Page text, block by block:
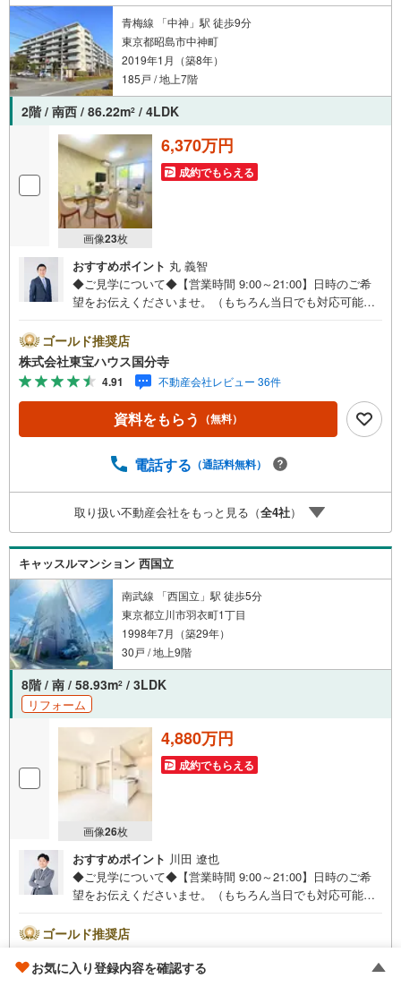
青梅線 「中神」駅 徒歩9分
東京都昭島市中神町
2019年1月（築8年）
185戸 / 地上7階
2階 / 南西 / 86.22m2 / 4LDK
画像23枚
6,370万円
成約でもらえる
おすすめポイント 丸 義智
◆ご見学について◆【営業時間 9:00～21:00】日時のご希
望をお伝えくださいませ。（もちろん当日でも対応可能で
のご連絡をおすすめいたします。「室内・現地を見学す
る」ボタンよりご予約いただくと、スムーズにご案内可能
です。事前に鍵の手配や内覧準備が必要な場合がございま
すのでご了承ください。◆TOHO HOUSE CLUB◆弊社で売
買いただいたお客様はTOHO HOUSE CLUBにご加入いただ
けます。10～20、30年後のリフォーム、保険やローンの見
ご提供いたします。◆FPによるライフサポート◆専属ファ
運用・相続など幅広くアドバイスいたします。ご契約前後
を問わず、安心してご利用いただけます。◆安心の環境◆
無料駐車場、キッズスペースを完備し、ご家族でのご来店
も安心です。の体制で皆様の住まい探しをサポートいたし
ます。
ゴールド推奨店
株式会社東宝ハウス国分寺
4.91 不動産会社レビュー 36件
資料をもらう （無料）
電話する （通話料無料）
取り扱い不動産会社をもっと見る（全4社）
キャッスルマンション 西国立
南武線 「西国立」駅 徒歩5分
東京都立川市羽衣町1丁目
1998年7月（築29年）
30戸 / 地上9階
8階 / 南 / 58.93m2 / 3LDK
リフォーム
画像26枚
4,880万円
成約でもらえる
おすすめポイント 川田 遼也
◆ご見学について◆【営業時間 9:00～21:00】日時のご希
望をお伝えくださいませ。（もちろん当日でも対応可能で
のご連絡をおすすめいたします。「室内・現地を見学す
です。事前に鍵の手配や内覧準備が必要な場合がございま
ゴールド推奨店
4.91 不動産会社レビュー 36件
お気に入り登録内容を確認する